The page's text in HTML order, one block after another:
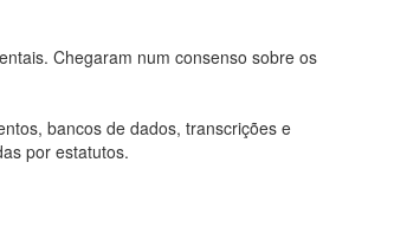
Chegaram num consenso sobre os
bancos de dados, transcrições e
por estatutos.